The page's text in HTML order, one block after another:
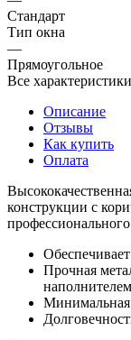
Стандарт
Тип окна
—
Прямоугольное
Все характеристики
Описание
Отзывы
Как купить
Оплата
конструкции с
Прочная
наполнителем
Минимальная